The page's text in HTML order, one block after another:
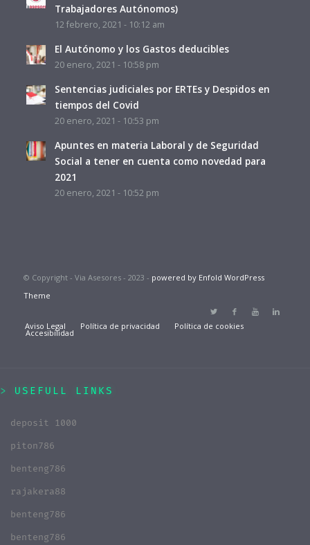
Trabajadores Autónomos)
12 febrero, 2021 - 10:12 am
El Autónomo y los Gastos deducibles
20 enero, 2021 - 10:58 pm
Sentencias judiciales por ERTEs y Despidos en
tiempos del Covid
20 enero, 2021 - 10:53 pm
Apuntes en materia Laboral y de Seguridad
Social a tener en cuenta como novedad para
2021
20 enero, 2021 - 10:52 pm
© Copyright - Via Asesores - 2023 - powered by Enfold WordPress
Theme
Aviso Legal Política de privacidad Política de cookies
Accesibilidad
USEFULL LINKS
deposit 1000
piton786
benteng786
rajakera88
benteng786
benteng786